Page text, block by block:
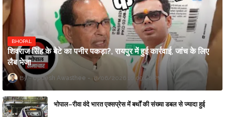
BHOPAL
शिवराज सिंह के बेटे का पनीर पकड़ा?, रायपुर में हुई कार्रवाई, जांच के लिए
लैब भेजा
Updesh Awasthee 8/06/2026 10:09:00 PM
भोपाल–रीवा वंदे भारत एक्सप्रेस में बर्थों की संख्या डबल से ज्यादा हुई